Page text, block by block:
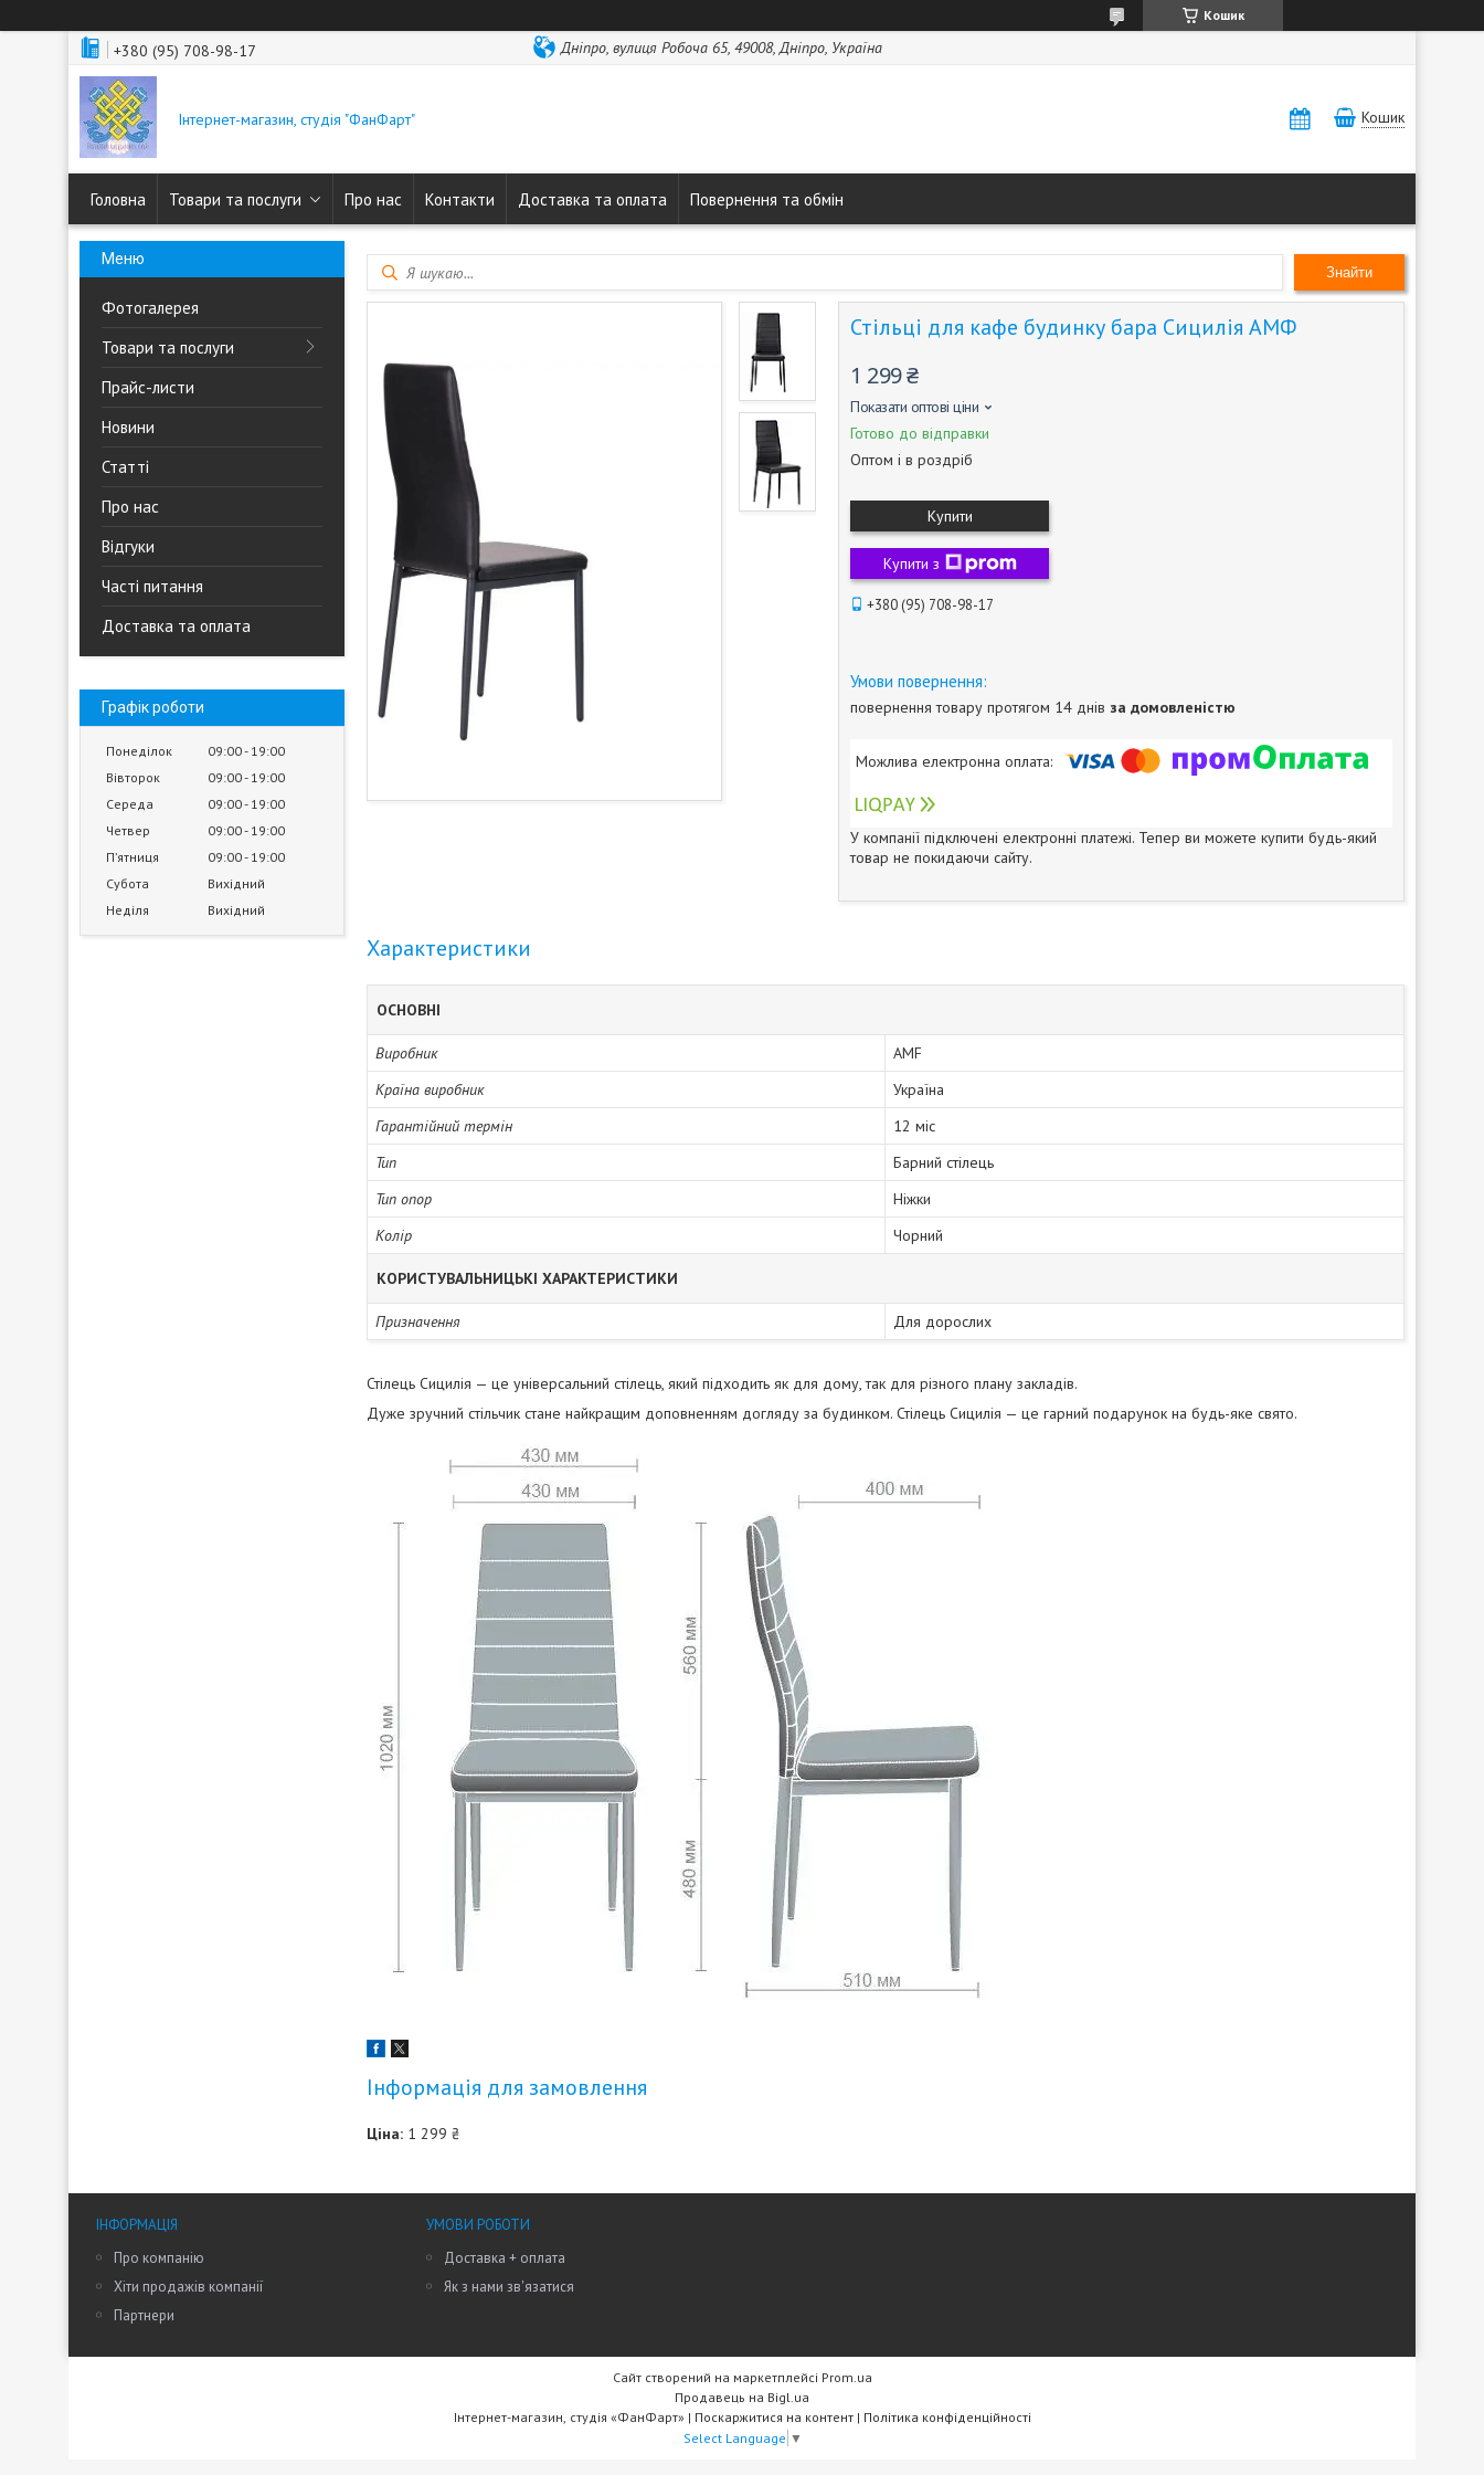
Кошик
+380 (95) 708-98-17 Дніпро, вулиця Робоча 65, 49008, Дніпро, Україна
Інтернет-магазин, студія "ФанФарт" Кошик
Головна Товари та послуги Про нас Контакти Доставка та оплата Повернення та обмін
Фотогалерея
Товари та послуги
Прайс-листи
Новини
Статті
Про нас
Відгуки
Часті питання
Доставка та оплата
Графік роботи
Понеділок 09:00 19:00
Вівторок
09:00 19:00
Середа
09:00 19:00
Четвер
09:00 19:00
Пʼятниця
09:00 19:00
Субота
Вихідний
Неділя
Вихідний
Знайти
Стільці для кафе будинку бара Сицилія АМФ
1 299 ₴
Показати оптові ціни
Готово до відправки
Оптом і в роздріб
Купити
Купити з
+380 (95) 708-98-17
повернення товару протягом 14 днів за домовленістю
У компанії підключені електронні платежі. Тепер ви можете купити будь-який
товар не покидаючи сайту.
Характеристики
ОСНОВНІ
Виробник
AMF
Країна виробник
Україна
Гарантійний термін
12 міс
Тип
Барний стілець
Тип опор
Ніжки
Колір
Чорний
КОРИСТУВАЛЬНИЦЬКІ ХАРАКТЕРИСТИКИ
Призначення Для дорослих
Стілець Сицилія — це універсальний стілець, який підходить як для дому, так для різного плану закладів.
Дуже зручний стільчик стане найкращим доповненням догляду за будинком. Стілець Сицилія — це гарний подарунок на будь-яке свято.
Інформація для замовлення
Ціна: 1 299 ₴
ІНФОРМАЦІЯ
Про компанію
Хіти продажів компанії
Партнери
УМОВИ РОБОТИ
Доставка + оплата
Як з нами зв'язатися
Сайт створений на маркетплейсі Prom.ua
Продавець на Bigl.ua
Інтернет-магазин, студія «ФанФарт» | Поскаржитися на контент | Політика конфіденційності
Select Language ▼